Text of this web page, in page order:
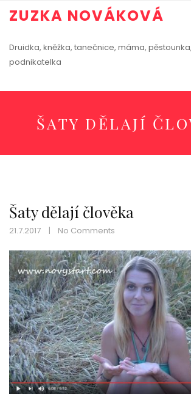
ZUZKA NOVÁKOVÁ
Druidka, kněžka, tanečnice, máma, pěstounka,
podnikatelka
ŠATY DĚLAJÍ
Šaty dělají člověka
21.7.2017 No Comments